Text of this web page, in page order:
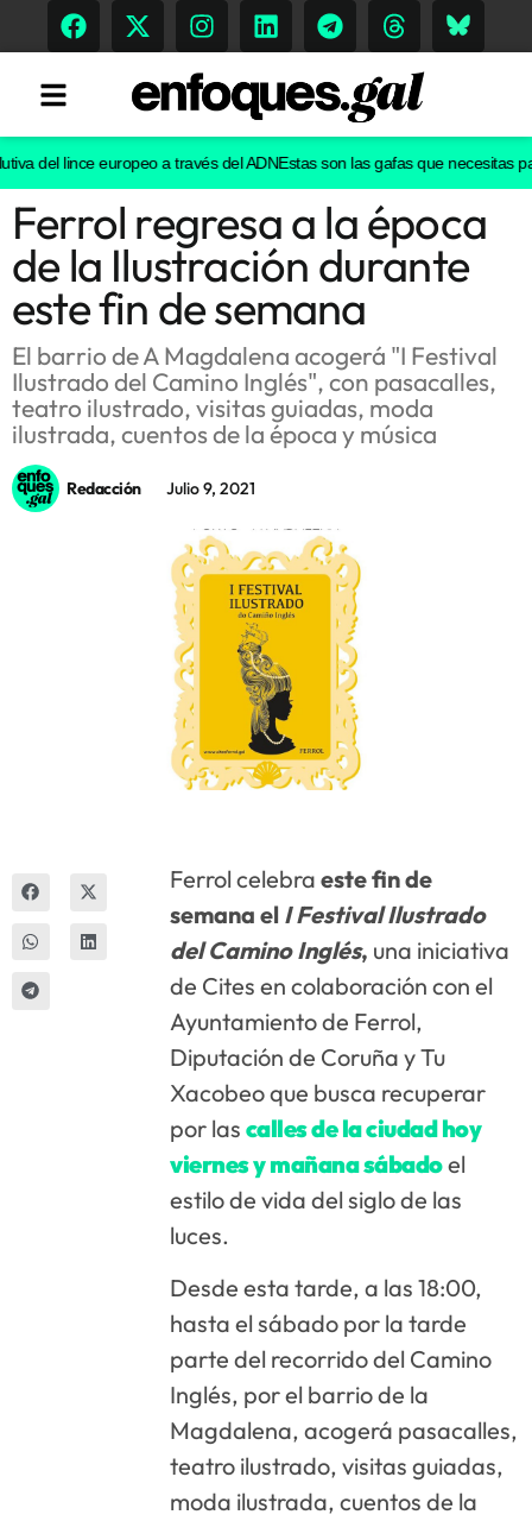
Tendencias
Memoria Histórica
Gastronomía
Escenarios
del lince europeo a través del ADNEstas son las gafas que necesitas
Ferrol regresa a la época
de la Ilustración durante
este fin de semana
El barrio de A Magdalena acogerá "I Festival
Ilustrado del Camino Inglés", con pasacalles,
teatro ilustrado, visitas guiadas, moda
ilustrada, cuentos de la época y música
Redacción Julio 9, 2021
Ferrol celebraeste fin de
semana el I Festival Ilustrado
del Camino Inglés, una iniciativa
de Cites en colaboración con el
Ayuntamiento de Ferrol,
Diputación de Coruña y Tu
Xacobeo que busca recuperar
por las calles de la ciudad hoy
viernes y mañana sábadoel
estilo de vida del siglo de las
luces.
Desde esta tarde, a las 18:00,
hasta el sábado por la tarde
parte del recorrido del Camino
Inglés, por el barrio de la
Magdalena, acogerá pasacalles,
teatro ilustrado, visitas guiadas,
moda ilustrada, cuentos de la